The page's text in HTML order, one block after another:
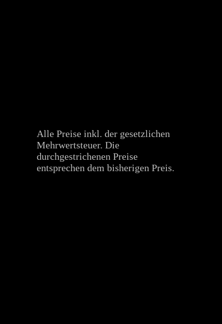
Alle Preise inkl. der gesetzlichen
Mehrwertsteuer. Die
durchgestrichenen Preise
entsprechen dem bisherigen Preis.